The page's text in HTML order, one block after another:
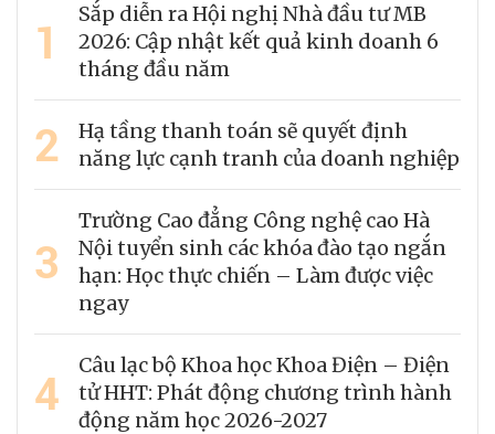
1
Sắp diễn ra Hội nghị Nhà đầu tư MB
2026: Cập nhật kết quả kinh doanh 6
tháng đầu năm
2
Hạ tầng thanh toán sẽ quyết định
năng lực cạnh tranh của doanh nghiệp
3
Trường Cao đẳng Công nghệ cao Hà
Nội tuyển sinh các khóa đào tạo ngắn
hạn: Học thực chiến – Làm được việc
ngay
4
Câu lạc bộ Khoa học Khoa Điện – Điện
tử HHT: Phát động chương trình hành
động năm học 2026-2027